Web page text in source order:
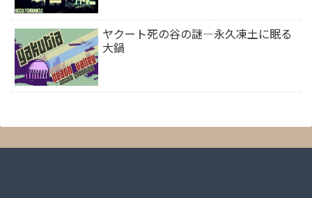
ヤクート死の谷の謎―永久凍土に眠る
大鍋